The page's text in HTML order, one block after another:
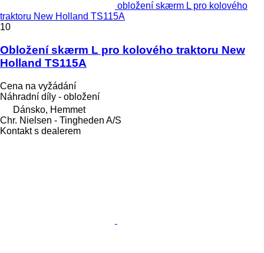
obložení skærm L pro kolového
traktoru New Holland TS115A
10
Obložení skærm L pro kolového traktoru New
Holland TS115A
Cena na vyžádání
Náhradní díly - obložení
Dánsko, Hemmet
Chr. Nielsen - Tingheden A/S
Kontakt s dealerem